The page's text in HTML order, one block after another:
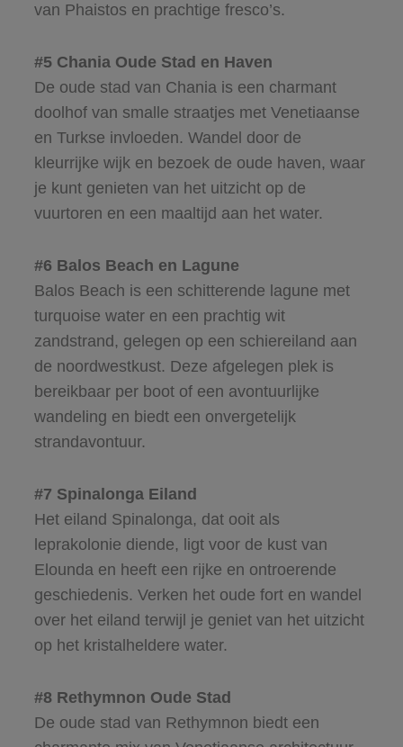
van Phaistos en prachtige fresco’s.
#5 Chania Oude Stad en Haven
De oude stad van Chania is een charmant
doolhof van smalle straatjes met Venetiaanse
en Turkse invloeden. Wandel door de
kleurrijke wijk en bezoek de oude haven, waar
je kunt genieten van het uitzicht op de
vuurtoren en een maaltijd aan het water.
#6 Balos Beach en Lagune
Balos Beach is een schitterende lagune met
turquoise water en een prachtig wit
zandstrand, gelegen op een schiereiland aan
de noordwestkust. Deze afgelegen plek is
bereikbaar per boot of een avontuurlijke
wandeling en biedt een onvergetelijk
strandavontuur.
#7 Spinalonga Eiland
Het eiland Spinalonga, dat ooit als
leprakolonie diende, ligt voor de kust van
Elounda en heeft een rijke en ontroerende
geschiedenis. Verken het oude fort en wandel
over het eiland terwijl je geniet van het uitzicht
op het kristalheldere water.
#8 Rethymnon Oude Stad
De oude stad van Rethymnon biedt een